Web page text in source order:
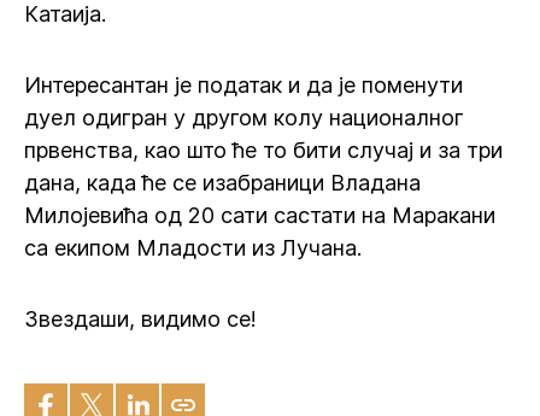
Катаија.
Интересантан је податак и да је поменути
дуел одигран у другом колу националног
првенства, као што ће то бити случај и за три
дана, када ће се изабраници Владана
Милојевића од 20 сати састати на Маракани
са екипом Младости из Лучана.
Звездаши, видимо се!